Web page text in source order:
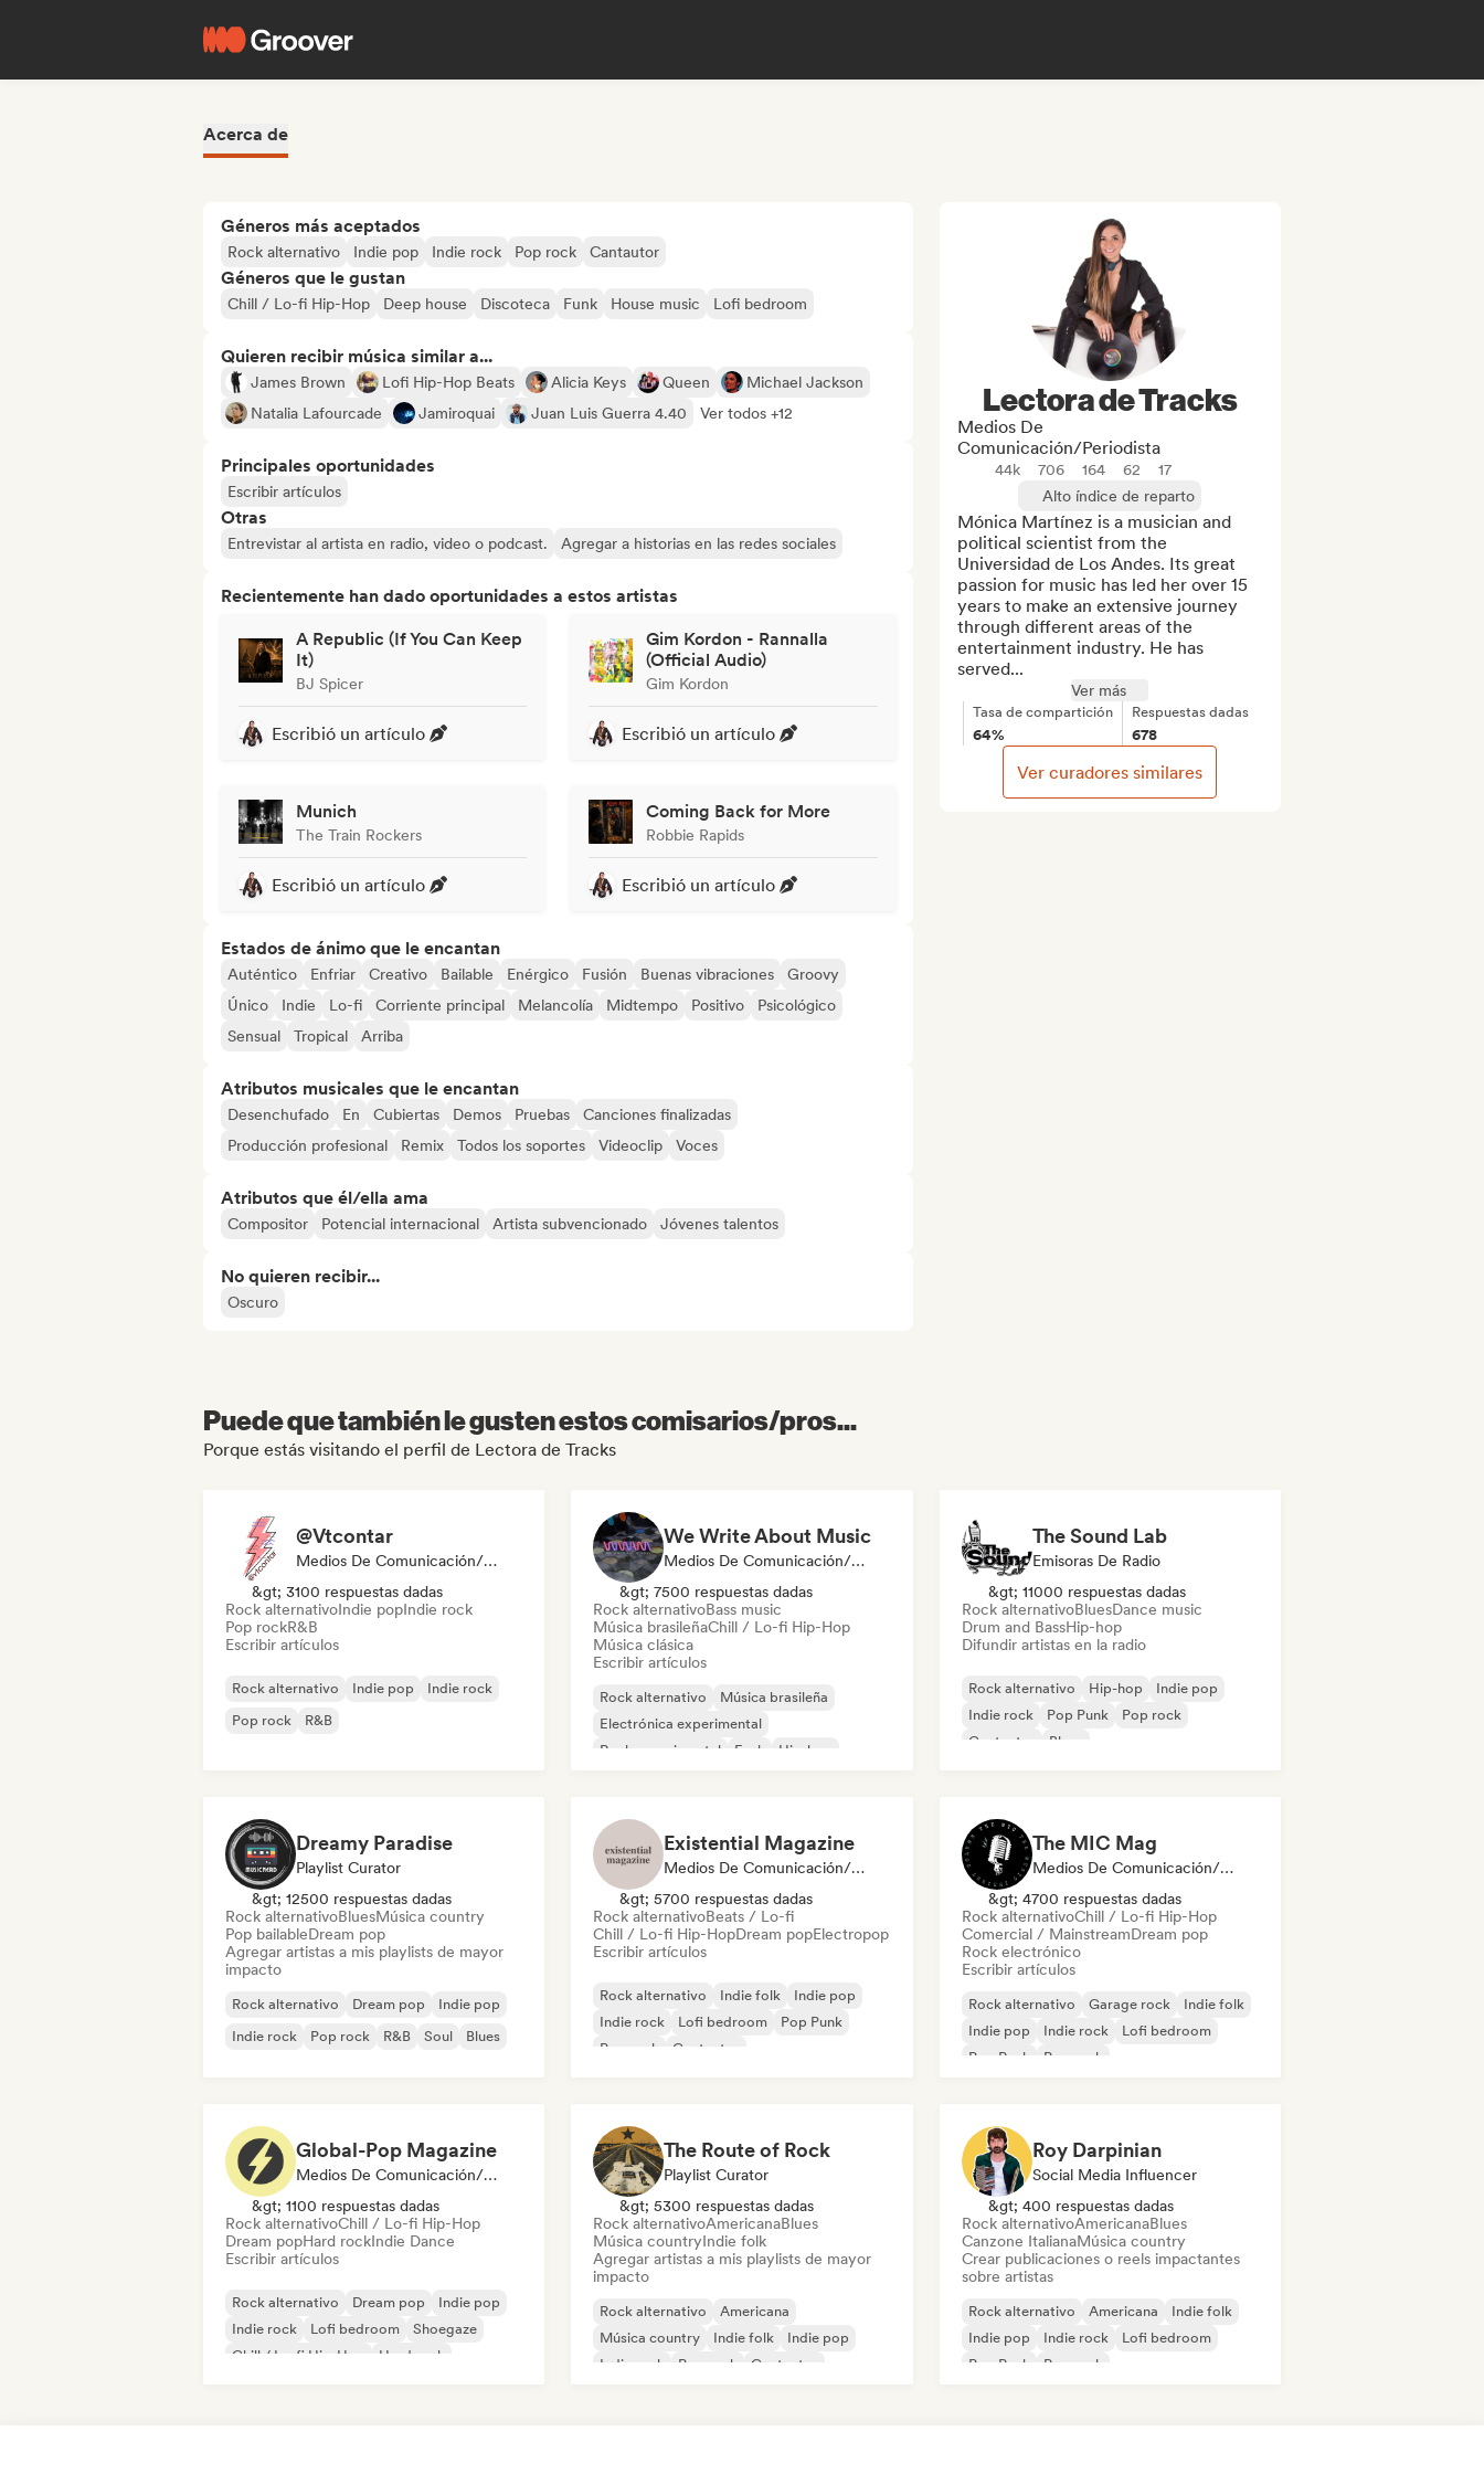
Acerca de
Géneros más aceptados
Rock alternativo Indie pop Indie rock Pop rock Cantautor
Géneros que le gustan
Chill / Lo-fi Hip-Hop Deep house Discoteca Funk House music Lofi bedroom
Quieren recibir música similar a...
James Brown Lofi Hip-Hop Beats Alicia Keys Queen
Michael Jackson
Natalia Lafourcade
Jamiroquai Juan Luis Guerra 4.40 Ver todos +12
Principales oportunidades
Escribir artículos
Otras
Entrevistar al artista en radio, video o podcast. Agregar a historias en las redes sociales
Recientemente han dado oportunidades a estos artistas
A Republic (If You Can Keep
It)
BJ Spicer
Escribió un artículo
Gim Kordon - Rannalla
(Official Audio)
Gim Kordon
Escribió un artículo
Munich
The Train Rockers
Escribió un artículo
Coming Back for More
Robbie Rapids
Escribió un artículo
Estados de ánimo que le encantan
Auténtico Enfriar Creativo Bailable Enérgico Fusión Buenas vibraciones
Groovy
Único
Indie Lo-fi Corriente principal Melancolía Midtempo Positivo
Psicológico
Sensual
Tropical Arriba
Atributos musicales que le encantan
Desenchufado En Cubiertas Demos Pruebas
Canciones finalizadas
Producción profesional
Remix Todos los soportes Videoclip Voces
Atributos que él/ella ama
Compositor Potencial internacional Artista subvencionado Jóvenes talentos
No quieren recibir...
Oscuro
Lectora de Tracks
Medios De
Comunicación/Periodista
44k 706 164 62
17
Alto índice de reparto
Mónica Martínez is a musician and
political scientist from the
Universidad de Los Andes. Its great
passion for music has led her over 15
years to make an extensive journey
through different areas of the
entertainment industry. He has
served...
Ver más
Tasa de compartición
64%
Respuestas dadas
678
Ver curadores similares
Puede que también le gusten estos comisarios/pros...
Porque estás visitando el perfil de Lectora de Tracks
@Vtcontar
Medios De Comunicación/Periodista
&gt; 3100 respuestas dadas
Rock alternativoIndie popIndie rock
Pop rockR&B
Escribir artículos
Rock alternativo Indie pop
Indie rock
Pop rock
R&B
We Write About Music
Medios De Comunicación/Periodista
&gt; 7500 respuestas dadas
Rock alternativoBass music
Música brasileñaChill / Lo-fi Hip-Hop
Música clásica
Escribir artículos
Rock alternativo
Música brasileña
Electrónica experimental
Rock experimental
Funk
Hip-hop
The Sound Lab
Emisoras De Radio
&gt; 11000 respuestas dadas
Rock alternativoBluesDance music
Drum and BassHip-hop
Difundir artistas en la radio
Rock alternativo Hip-hop
Indie pop
Indie rock
Pop Punk
Pop rock
Cantautor
Blues
Dreamy Paradise
Playlist Curator
&gt; 12500 respuestas dadas
Rock alternativoBluesMúsica country
Pop bailableDream pop
Agregar artistas a mis playlists de mayor
impacto
Rock alternativo Dream pop
Indie pop
Indie rock
Pop rock R&B Soul Blues
Existential Magazine
Medios De Comunicación/Periodista
&gt; 5700 respuestas dadas
Rock alternativoBeats / Lo-fi
Chill / Lo-fi Hip-HopDream popElectropop
Escribir artículos
Rock alternativo Indie folk
Indie pop
Indie rock
Lofi bedroom
Pop Punk
Pop rock
Cantautor
The MIC Mag
Medios De Comunicación/Periodista
&gt; 4700 respuestas dadas
Rock alternativoChill / Lo-fi Hip-Hop
Comercial / MainstreamDream pop
Rock electrónico
Escribir artículos
Rock alternativo Garage rock
Indie folk
Indie pop
Indie rock
Lofi bedroom
Pop Punk
Pop rock
Global-Pop Magazine
Medios De Comunicación/Periodista
&gt; 1100 respuestas dadas
Rock alternativoChill / Lo-fi Hip-Hop
Dream popHard rockIndie Dance
Escribir artículos
Rock alternativo Dream pop
Indie pop
Indie rock
Lofi bedroom
Shoegaze
Chill / Lo-fi Hip-Hop
Hard rock
The Route of Rock
Playlist Curator
&gt; 5300 respuestas dadas
Rock alternativoAmericanaBlues
Música countryIndie folk
Agregar artistas a mis playlists de mayor
impacto
Rock alternativo
Americana
Música country
Indie folk
Indie pop
Indie rock
Pop rock Cantautor
Roy Darpinian
Social Media Influencer
&gt; 400 respuestas dadas
Rock alternativoAmericanaBlues
Canzone ItalianaMúsica country
Crear publicaciones o reels impactantes
sobre artistas
Rock alternativo Americana
Indie folk
Indie pop
Indie rock
Lofi bedroom
Pop Punk
Pop rock